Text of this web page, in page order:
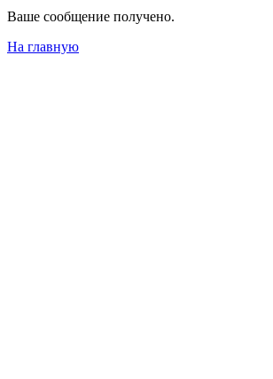
Ваше сообщениe получено.
На главную